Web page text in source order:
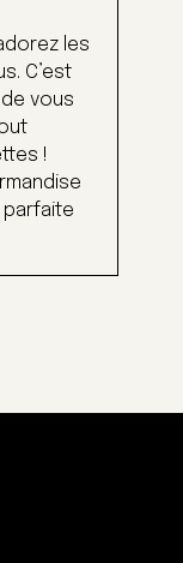
les
C’est
vous
!
parfaite